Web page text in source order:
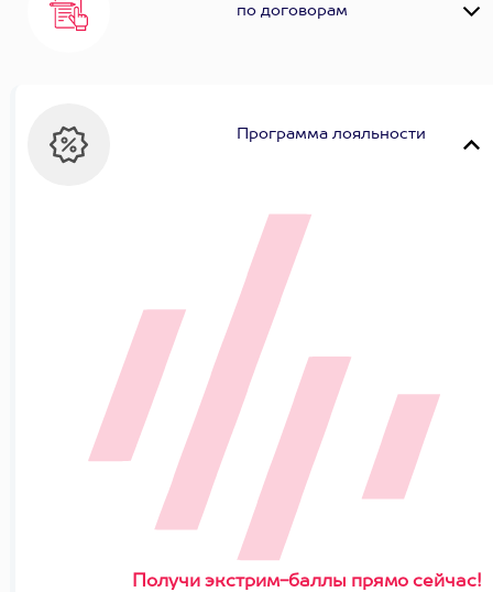
по договорам
Программа лояльности
Получи экстрим-баллы прямо сейчас!